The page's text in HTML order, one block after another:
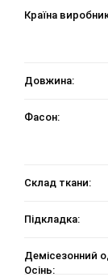
Країна
Довжина:
Фасон:
Склад ткани:
Підкладка:
Демісезонний
Осінь: